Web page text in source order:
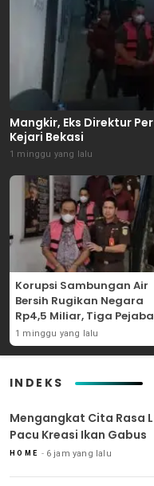
Mangkir, Eks Direktur
Kejari Bekasi
1 minggu yang lalu
Korupsi Sambungan Air
Bersih Rugikan Negara
Rp4,5 Miliar, Tiga
Perumda Dijerat
1 minggu yang lalu
INDEKS
Mengangkat Cita Rasa
Pacu Kreasi Ikan Gabus
HOME 6 jam yang lalu